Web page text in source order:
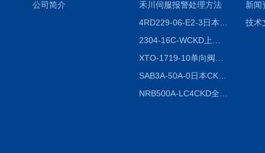
公司简介
禾川伺服报警处理方法
SAB3A-50A-0日本CKD全国授权代理
新闻
技术